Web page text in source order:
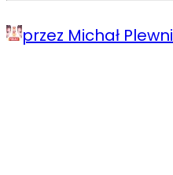
przez Michał